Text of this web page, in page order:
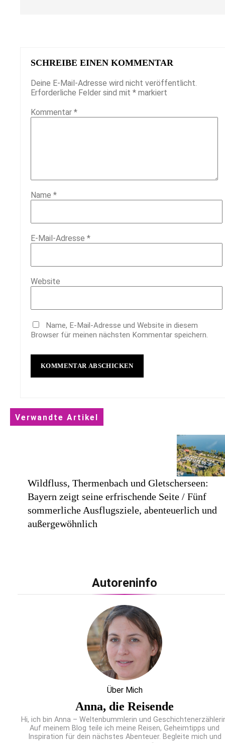
SCHREIBE EINEN KOMMENTAR
Deine E-Mail-Adresse wird nicht veröffentlicht.
Erforderliche Felder sind mit * markiert
Kommentar *
Name *
E-Mail-Adresse *
Website
Name, E-Mail-Adresse und Website in diesem
Browser für meinen nächsten Kommentar speichern.
Verwandte Artikel
Wildfluss, Thermenbach und Gletscherseen:
Bayern zeigt seine erfrischende Seite / Fünf
sommerliche Ausflugsziele, abenteuerlich und
außergewöhnlich
Lufthansa City Center erneut für beste
Kundenberatung ausgezeichnet / Handelsblatt-
Studie sieht LCC zum siebten Mal in Folge vorn
Cool down am Hintertuxer Gletscher
Autoreninfo
Über Mich
Anna, die Reisende
Hi, ich bin Anna – Weltenbummlerin und
Auf meinem Blog teile ich meine Reisen, Geheimtipps und
Inspiration für dein nächstes Abenteuer. Begleite mich und